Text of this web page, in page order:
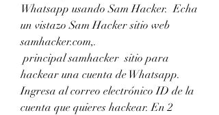
Whatsapp usando Sam Hacker.  Echa
un vistazo Sam Hacker sitio web
samhacker.com,.
principal samhacker  sitio para
hackear una cuenta de Whatsapp.
Ingresa al correo electrónico ID de la
cuenta que quieres hackear. En 2